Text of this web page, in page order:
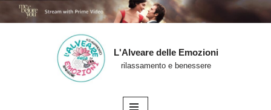
L'Alveare delle Emozioni
rilassamento e benessere